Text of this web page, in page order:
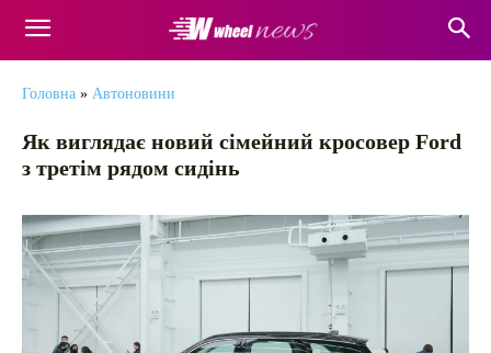
Головна » Автоновини
Як виглядає новий сімейний кросовер Ford
з третім рядом сидінь